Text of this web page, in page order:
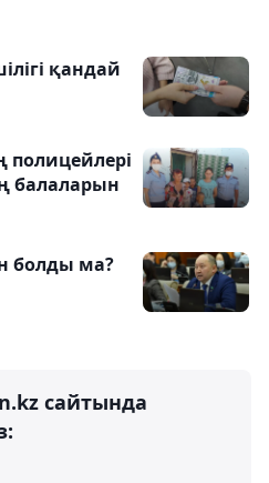
қандай
балаларын
болды ма?
сайтында